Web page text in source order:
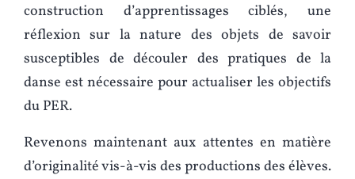
construction d’apprentissages ciblés, une
réflexion sur la nature des objets de savoir
susceptibles de découler des pratiques de la
danse est nécessaire pour actualiser les objectifs
du PER.
Revenons maintenant aux attentes en matière
d’originalité vis-à-vis des productions des élèves.